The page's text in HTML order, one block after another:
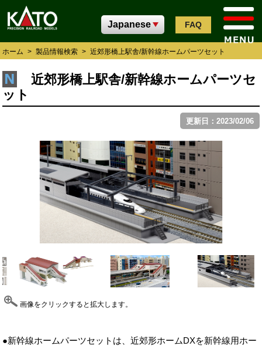
FAQ
ホーム > 製品情報検索 > 近郊形橋上駅舎/新幹線ホームパーツセット
近郊形橋上駅舎/新幹線ホームパーツセ
ット
更新日：2023/02/06
画像をクリックすると拡大します。
●新幹線ホームパーツセットは、近郊形ホームDXを新幹線用ホー